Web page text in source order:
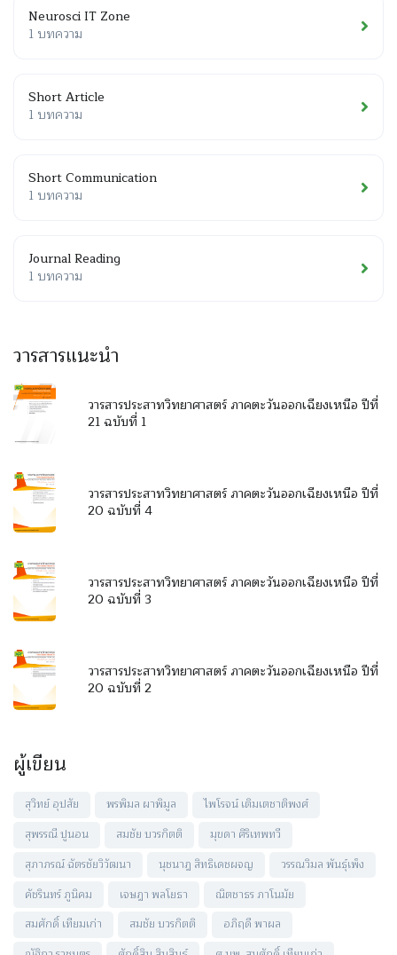
Neurosci IT Zone
1 บทความ
Short Article
1 บทความ
Short Communication
1 บทความ
Journal Reading
1 บทความ
วารสารแนะนำ
วารสารประสาทวิทยาศาสตร์ ภาคตะวันออกเฉียงเหนือ ปีที่
21 ฉบับที่ 1
วารสารประสาทวิทยาศาสตร์ ภาคตะวันออกเฉียงเหนือ ปีที่
20 ฉบับที่ 4
วารสารประสาทวิทยาศาสตร์ ภาคตะวันออกเฉียงเหนือ ปีที่
20 ฉบับที่ 3
วารสารประสาทวิทยาศาสตร์ ภาคตะวันออกเฉียงเหนือ ปีที่
20 ฉบับที่ 2
ผู้เขียน
สุวิทย์ อุปสัย พรพิมล ผาพิมูล
ไพโรจน์ เติมเตชาติพงศ์
สุพรรณี ปูนอน
สมชัย บวรกิตติ
มุขดา ศิริเทพทวี
สุภาภรณ์ ฉัตรชัยวิวัฒนา
นุชนาฎ สิทธิเดชผจญ
วรรณวิมล พันธุ์เพ็ง
คัชรินทร์ ภูนิคม
เจษฎา พลโยธา
ณิตชาธร ภาโนมัย
สมศักดิ์ เทียมเก่า
สมชัย บวรกิตติ
อภิฤดี พาผล